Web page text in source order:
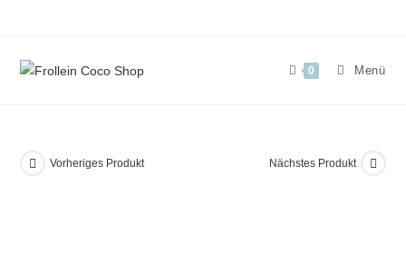
0 Menü
Vorheriges Produkt Nächstes Produkt